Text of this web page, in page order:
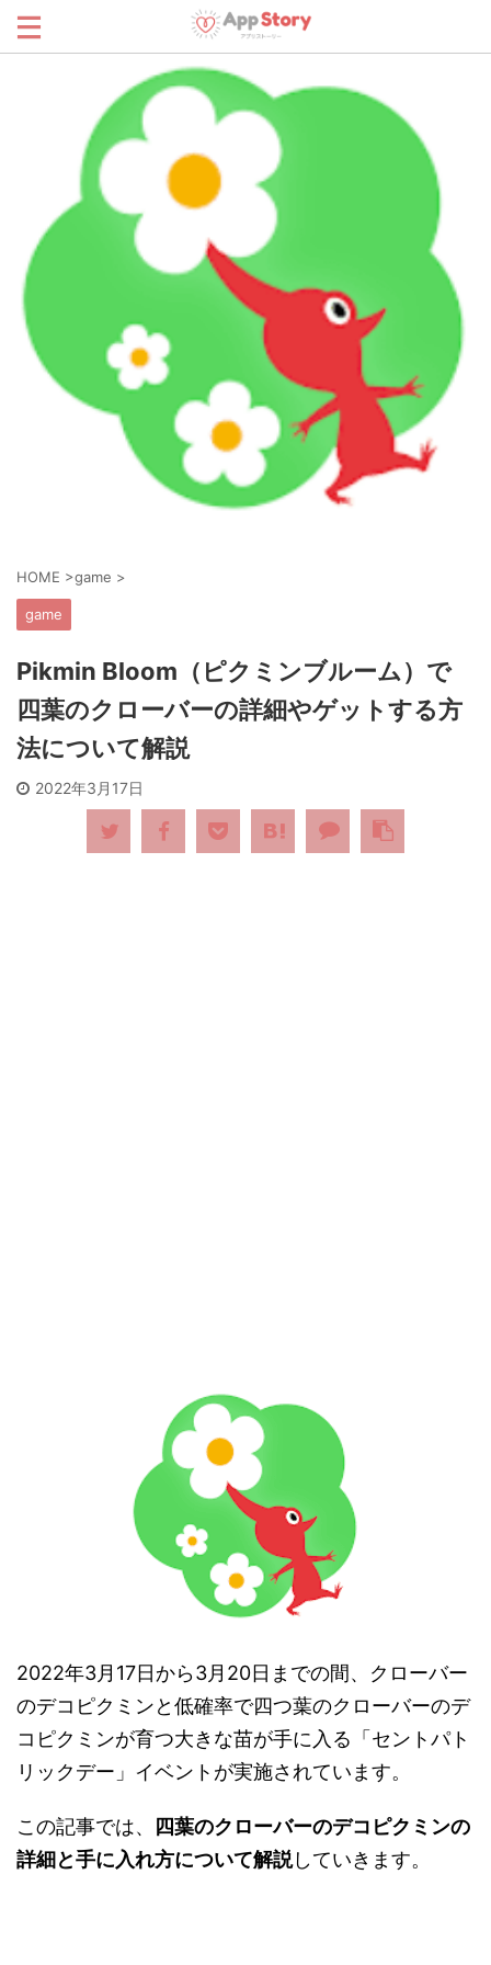
HOME >game >
game
Pikmin Bloom（ピクミンブルーム）で
四葉のクローバーの詳細やゲットする方
法について解説
2022年3月17日
2022年3月17日から3月20日までの間、クローバー
のデコピクミンと低確率で四つ葉のクローバーのデ
コピクミンが育つ大きな苗が手に入る「セントパト
リックデー」イベントが実施されています。
この記事では、 四葉のクローバーのデコピクミンの
詳細と手に入れ方について解説していきます。